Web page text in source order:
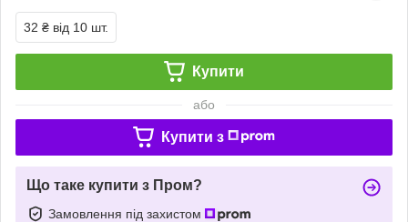
32 ₴ від 10 шт.
Купити
або
Купити з
Що таке купити з Пром?
Замовлення під захистом